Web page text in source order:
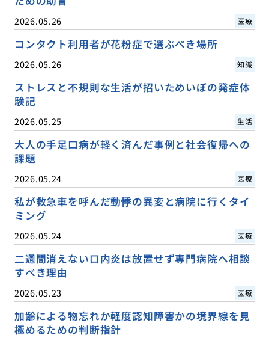
2026.05.26 医療
コンタクト利用者が花粉症で選ぶべき場所
2026.05.26 知識
ストレスと不規則な生活が招いためいぼの発症体
験記
2026.05.25 生活
大人の手足口病が軽く済んだ事例と社会復帰への
課題
2026.05.24 医療
私が救急車を呼んだ動悸の異変と病院に行くタイ
ミング
2026.05.24 医療
二週間消えない口内炎は放置せず専門病院へ相談
すべき理由
2026.05.23 医療
加齢による物忘れか軽度認知障害かの境界線を見
極めるための判断指針